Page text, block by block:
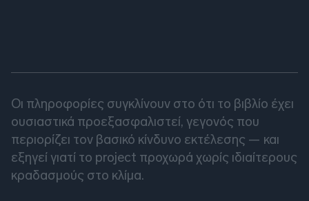
Οι πληροφορίες συγκλίνουν στο ότι το βιβλίο έχει
ουσιαστικά προεξασφαλιστεί, γεγονός που
περιορίζει τον βασικό κίνδυνο εκτέλεσης — και
εξηγεί γιατί το project προχωρά χωρίς ιδιαίτερους
κραδασμούς στο κλίμα.